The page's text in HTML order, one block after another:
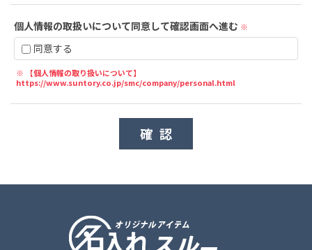
個人情報の取扱いについて同意して確認画面へ進む ※
同意する
※ 【個人情報の取り扱いについて】
https://www.suntory.co.jp/smc/company/personal.html